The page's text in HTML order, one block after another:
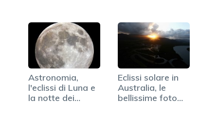
Astronomia,
l'eclissi di Luna e
la notte dei
Eclissi solare in
Australia, le
bellissime foto